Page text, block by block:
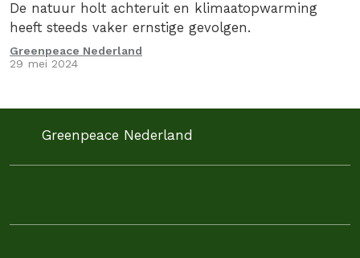
De natuur holt achteruit en klimaatopwarming
heeft steeds vaker ernstige gevolgen.
Greenpeace Nederland
29 mei 2024
Greenpeace Nederland